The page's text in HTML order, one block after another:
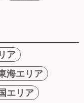
ア
海エリア
エリア